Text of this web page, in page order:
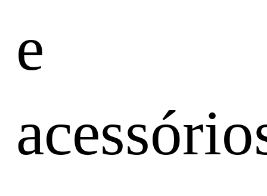
e